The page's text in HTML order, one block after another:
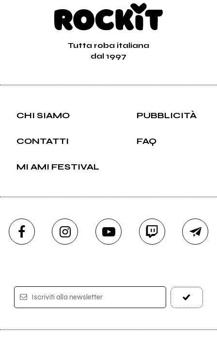
Tutta roba italiana
dal 1997
CHI SIAMO PUBBLICITÀ
CONTATTI FAQ
MI AMI FESTIVAL
Iscriviti alla newsletter